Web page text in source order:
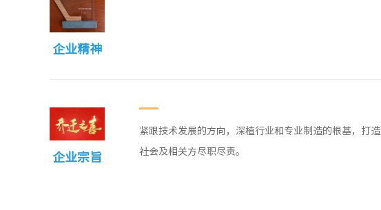
企业精神
企业宗旨
紧跟技术发展的方向，深植行业和专业制造的根基，打
社会及相关方尽职尽责。